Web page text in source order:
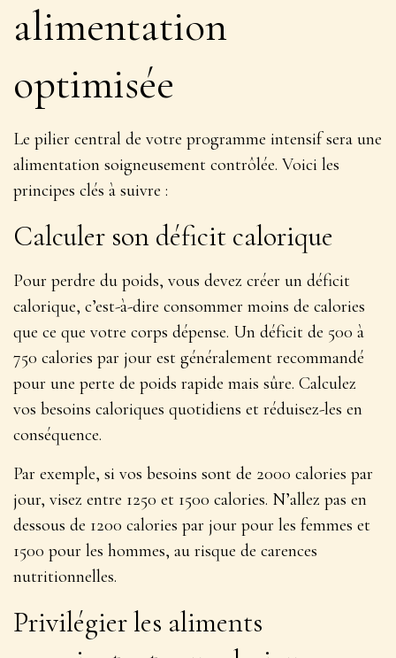
alimentation
optimisée
Le pilier central de votre programme intensif sera une
alimentation soigneusement contrôlée. Voici les
principes clés à suivre :
Calculer son déficit calorique
Pour perdre du poids, vous devez créer un déficit
calorique, c’est-à-dire consommer moins de calories
que ce que votre corps dépense. Un déficit de 500 à
750 calories par jour est généralement recommandé
pour une perte de poids rapide mais sûre. Calculez
vos besoins caloriques quotidiens et réduisez-les en
conséquence.
Par exemple, si vos besoins sont de 2000 calories par
jour, visez entre 1250 et 1500 calories. N’allez pas en
dessous de 1200 calories par jour pour les femmes et
1500 pour les hommes, au risque de carences
nutritionnelles.
Privilégier les aliments